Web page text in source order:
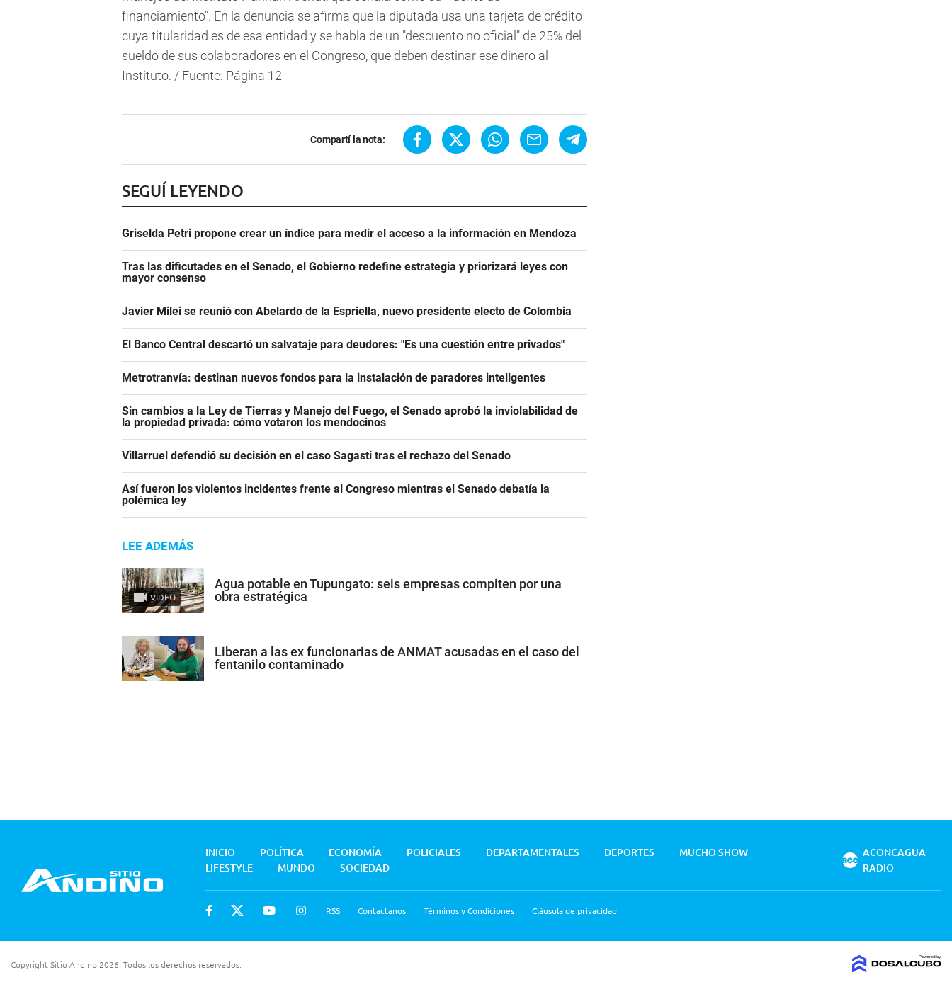
financiamiento". En la denuncia se afirma que la diputada usa una tarjeta de crédito
cuya titularidad es de esa entidad y se habla de un "descuento no oficial" de 25% del
sueldo de sus colaboradores en el Congreso, que deben destinar ese dinero al
Instituto. / Fuente: Página 12
Compartí la nota:
SEGUÍ LEYENDO
Griselda Petri propone crear un índice para medir el acceso a la información en Mendoza
Tras las dificutades en el Senado, el Gobierno redefine estrategia y priorizará leyes con
mayor consenso
Javier Milei se reunió con Abelardo de la Espriella, nuevo presidente electo de Colombia
El Banco Central descartó un salvataje para deudores: "Es una cuestión entre privados"
Metrotranvía: destinan nuevos fondos para la instalación de paradores inteligentes
Sin cambios a la Ley de Tierras y Manejo del Fuego, el Senado aprobó la inviolabilidad de
la propiedad privada: cómo votaron los mendocinos
Villarruel defendió su decisión en el caso Sagasti tras el rechazo del Senado
Así fueron los violentos incidentes frente al Congreso mientras el Senado debatía la
polémica ley
LEE ADEMÁS
VIDEO
Agua potable en Tupungato: seis empresas compiten por una
obra estratégica
Liberan a las ex funcionarias de ANMAT acusadas en el caso del
fentanilo contaminado
INICIO POLÍTICA ECONOMÍA POLICIALES DEPARTAMENTALES DEPORTES
MUCHO SHOW
LIFESTYLE
MUNDO SOCIEDAD
RSS Contactanos Términos y Condiciones Cláusula de privacidad
ACONCAGUA
RADIO
Copyright Sitio Andino 2026. Todos los derechos reservados.